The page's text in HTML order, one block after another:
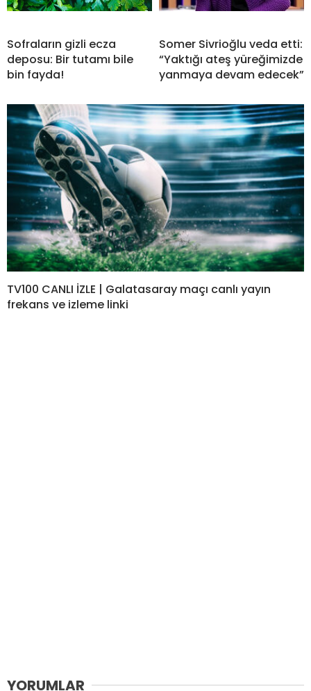
Sofraların gizli ecza
deposu: Bir tutamı bile
bin fayda!
Somer Sivrioğlu veda etti:
“Yaktığı ateş yüreğimizde
yanmaya devam edecek”
TV100 CANLI İZLE | Galatasaray maçı canlı yayın
frekans ve izleme linki
YORUMLAR